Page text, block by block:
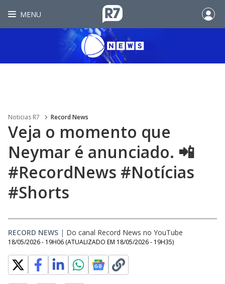
MENU
Noticias R7 Record News
Veja o momento que
Neymar é anunciado. 📲
#RecordNews #Notícias
#Shorts
RECORD NEWS | Do canal Record News no YouTube
18/05/2026 - 19H06 (ATUALIZADO EM 18/05/2026 - 19H35)